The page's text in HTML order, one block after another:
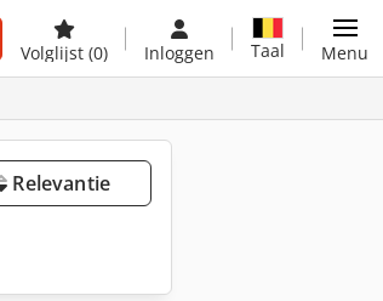
Volglijst (0) Inloggen Taal Menu
Relevantie